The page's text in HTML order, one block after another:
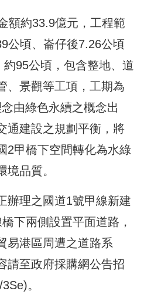
額約33.9億元，工程範
公頃、崙仔後7.26公頃
95公頃，包含整地、道
、景觀等工項，工期為
由綠色永續之概念出
通建設之規劃平衡，將
2甲橋下空間轉化為水綠
品質。
辦理之國道1號甲線新建
下兩側設置平面道路，
易港區周遭之道路系
請至政府採購網公告招
3Se)。